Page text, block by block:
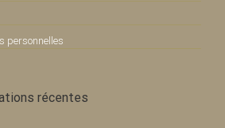
personnelles
récentes